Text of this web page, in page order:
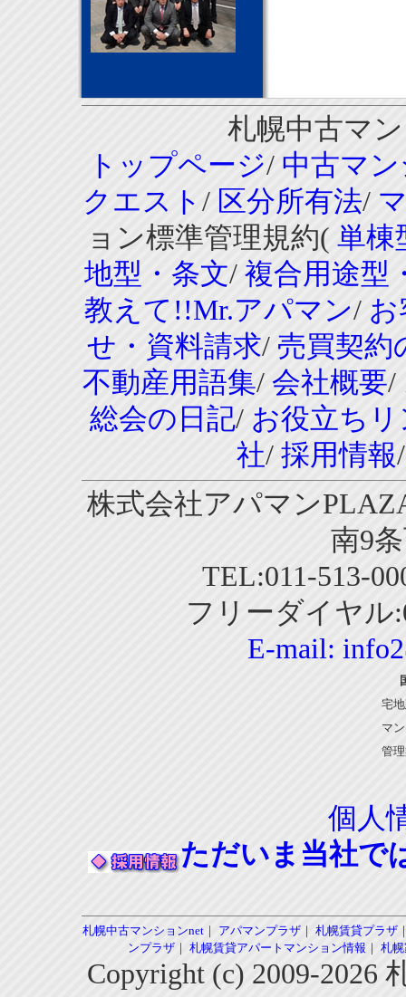
札幌中古マ
トップページ/ 中古マ
クエスト / 区分所有法/
ョン標準管理規約( 単棟
地型・条文/ 複合用途型
教えて!!Mr.アパマン/ お
せ・資料請求/ 売買契約
不動産用語集/ 会社概要/
総会の日記/ お役立ち
社/ 採用情報
株式会社アパマン
南9
TEL:011-513-
フリーダイヤル
E-mail:
宅
マ
管
個人
ただいま当社で
札幌中古マンションnet｜ アパマンプラザ｜ 札幌賃貸プラザ
ンプラザ｜ 札幌賃貸アパートマンション情報 ｜ 札
Copyright (c) 2009-2026